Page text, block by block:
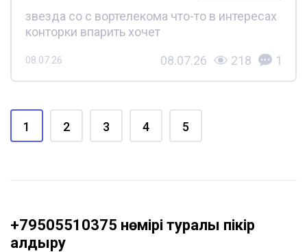
звезда со с вортелекома что-то в интересах
конторки впарить хочет
08.07.26 08.07.26 218 1
1 2 3 4 5
+79505510375 нөмірі туралы пікір
қалдыру